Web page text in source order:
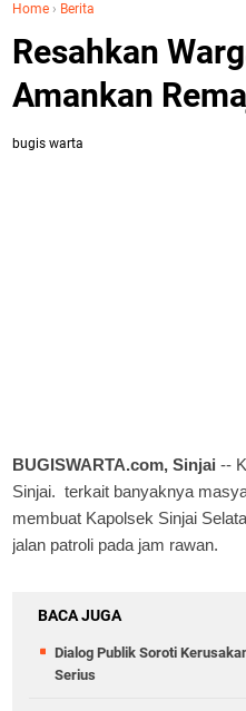
Home › Berita
Resahkan
Amankan
bugis warta
BUGISWARTA.com, Sinjai --
Sinjai. terkait banyaknya
membuat Kapolsek Sinjai
jalan patroli pada jam rawan.
BACA JUGA
Dialog Publik Soroti
Serius